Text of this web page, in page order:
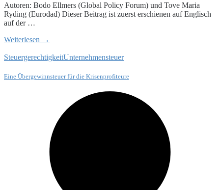
Autoren: Bodo Ellmers (Global Policy Forum) und Tove Maria
Ryding (Eurodad) Dieser Beitrag ist zuerst erschienen auf Englisch
auf der …
Weiterlesen →
SteuergerechtigkeitUnternehmensteuer
Eine Übergewinnsteuer für die Krisenprofiteure